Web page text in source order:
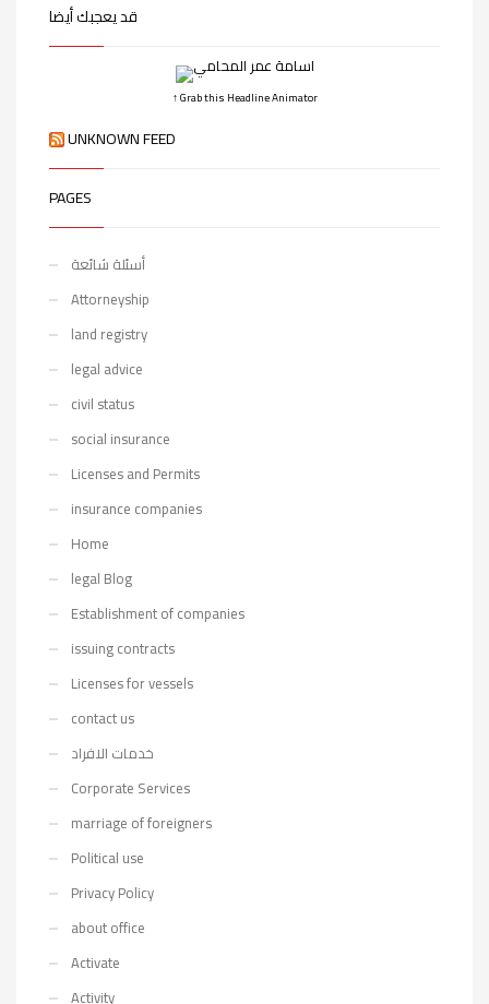
قد يعجبك أيضا
↑ Grab this Headline Animator
UNKNOWN FEED
PAGES
أسئلة شائعة
Attorneyship
land registry
legal advice
civil status
social insurance
Licenses and Permits
insurance companies
Home
legal Blog
Establishment of companies
issuing contracts
Licenses for vessels
contact us
خدمات الافراد
Corporate Services
marriage of foreigners
Political use
Privacy Policy
about office
Activate
Activity